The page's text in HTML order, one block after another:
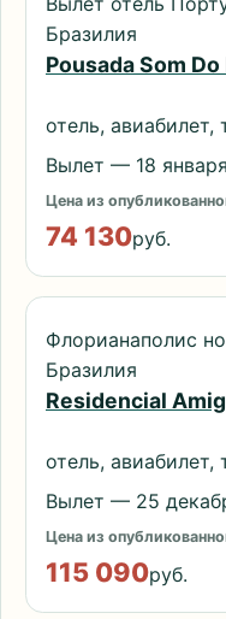
Бразилия
Pousada Som Do
отель, авиабилет,
Вылет — 18
Цена из
74 130руб.
Флорианаполис
Бразилия
Residencial
отель, авиабилет,
Вылет — 25
Цена из
115 090руб.